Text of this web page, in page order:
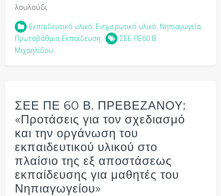
λουλούδι
Εκπαιδευτικό υλικό, Ενημερωτικό υλικό, Νηπιαγωγεία,
Πρωτοβάθμια Εκπαίδευση
ΣΕΕ ΠΕ60 Β.
Μιχαηλίδου
ΣΕΕ ΠΕ 60 Β. ΠΡΕΒΕΖΑΝΟΥ:
«Προτάσεις για τον σχεδιασμό
και την οργάνωση του
εκπαιδευτικού υλικού στο
πλαίσιο της εξ αποστάσεως
εκπαίδευσης για μαθητές του
Νηπιαγωγείου»